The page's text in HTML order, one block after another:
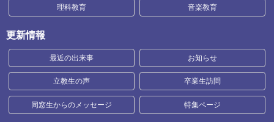
理科教育 音楽教育
更新情報
最近の出来事 お知らせ
立教生の声 卒業生訪問
同窓生からのメッセージ 特集ページ